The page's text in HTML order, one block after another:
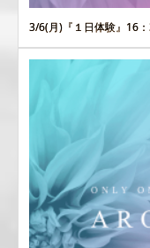
3/6(月)『１日体験』16